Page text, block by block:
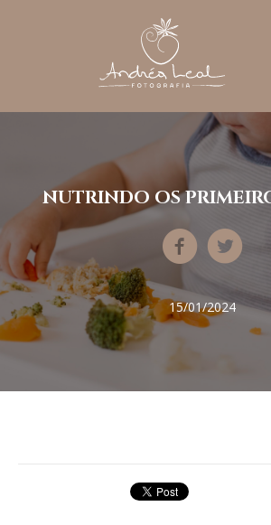
NUTRINDO OS
15/01/2024